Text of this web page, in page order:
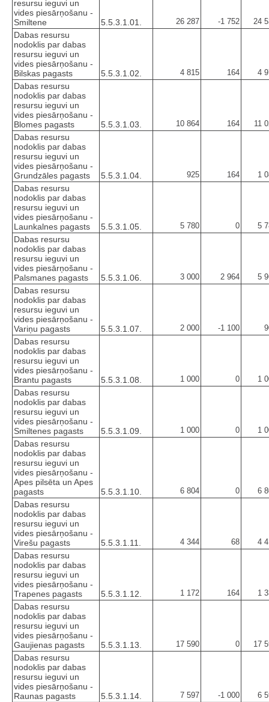
resursu ieguvi un
vides piesārņošanu -
Smiltene
5.5.3.1.01. 26 287 -1 752 24
Dabas resursu
nodoklis par dabas
resursu ieguvi un
vides piesārņošanu -
Bilskas pagasts
5.5.3.1.02. 4 815 164 4
Dabas resursu
nodoklis par dabas
resursu ieguvi un
vides piesārņošanu -
Blomes pagasts
5.5.3.1.03. 10 864 164 11
Dabas resursu
nodoklis par dabas
resursu ieguvi un
vides piesārņošanu -
Grundzāles pagasts
5.5.3.1.04. 925 164 1
Dabas resursu
nodoklis par dabas
resursu ieguvi un
vides piesārņošanu -
Launkalnes pagasts
5.5.3.1.05. 5 780 0 5
Dabas resursu
nodoklis par dabas
resursu ieguvi un
vides piesārņošanu -
Palsmanes pagasts
5.5.3.1.06. 3 000 2 964 5
Dabas resursu
nodoklis par dabas
resursu ieguvi un
vides piesārņošanu -
Variņu pagasts
5.5.3.1.07. 2 000 -1 100
Dabas resursu
nodoklis par dabas
resursu ieguvi un
vides piesārņošanu -
Brantu pagasts
5.5.3.1.08. 1 000 0 1
Dabas resursu
nodoklis par dabas
resursu ieguvi un
vides piesārņošanu -
Smiltenes pagasts
5.5.3.1.09. 1 000 0 1
Dabas resursu
nodoklis par dabas
resursu ieguvi un
vides piesārņošanu -
Apes pilsēta un Apes
pagasts
5.5.3.1.10. 6 804 0 6
Dabas resursu
nodoklis par dabas
resursu ieguvi un
vides piesārņošanu -
Virešu pagasts
5.5.3.1.11. 4 344 68 4
Dabas resursu
nodoklis par dabas
resursu ieguvi un
vides piesārņošanu -
Trapenes pagasts
5.5.3.1.12. 1 172 164 1
Dabas resursu
nodoklis par dabas
resursu ieguvi un
vides piesārņošanu -
Gaujienas pagasts
5.5.3.1.13. 17 590 0 17
Dabas resursu
nodoklis par dabas
resursu ieguvi un
vides piesārņošanu -
Raunas pagasts
5.5.3.1.14. 7 597 -1 000 6